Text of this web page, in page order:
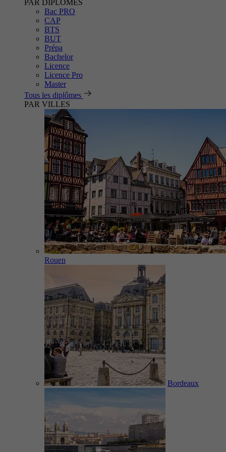
PAR DIPLÔMES
Bac PRO
CAP
BTS
BUT
Prépa
Bachelor
Licence
Licence Pro
Master
Tous les diplômes
PAR VILLES
Rouen
Bordeaux